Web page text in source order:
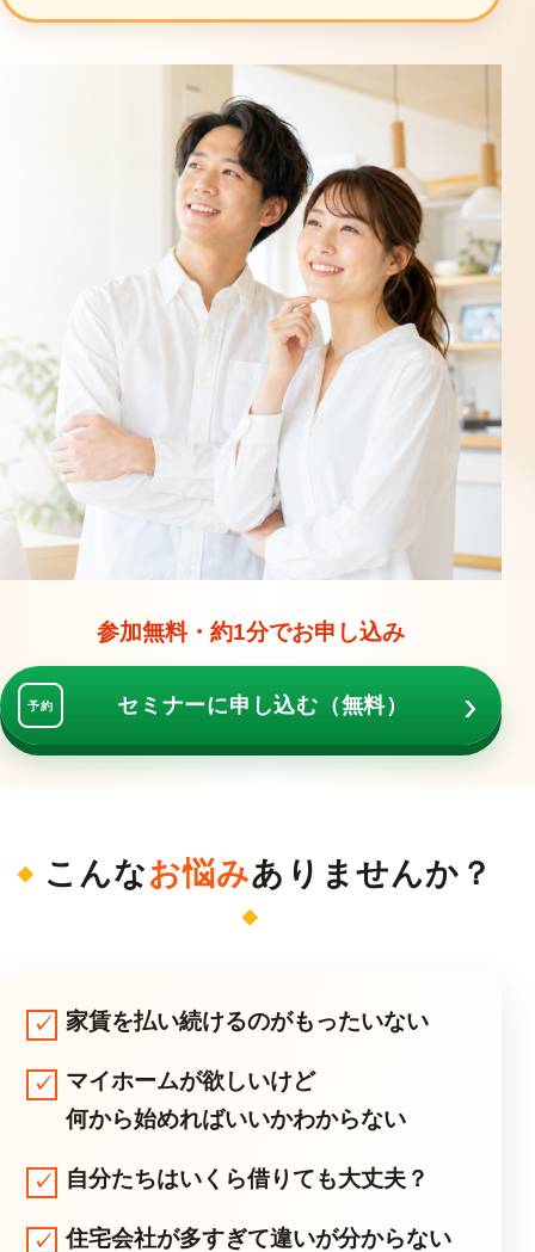
参加無料・約1分でお申し込み
予約 セミナーに申し込む（無料） ›
こんなお悩みありませんか？
家賃を払い続けるのがもったいない
マイホームが欲しいけど
何から始めればいいかわからない
自分たちはいくら借りても大丈夫？
住宅会社が多すぎて違いが分からない